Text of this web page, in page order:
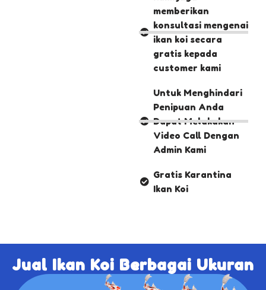
memberikan
konsultasi mengenai
ikan koi secara
gratis kepada
customer kami
Untuk Menghindari
Penipuan Anda
Dapat Melakukan
Video Call Dengan
Admin Kami
Gratis Karantina
Ikan Koi
Jual Ikan Koi Berbagai Ukuran